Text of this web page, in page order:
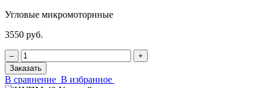
Угловые микромоторнные
3550 руб.
‒
+
Заказать
В сравнение В избранное